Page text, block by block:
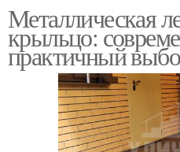
Металлическая
крыльцо:
практичный